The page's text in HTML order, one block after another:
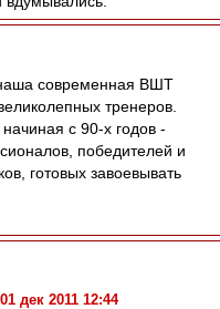
современная ВШТ
тренеров.
с 90-х годов -
победителей и
готовых завоевывать
дек 2011 12:44